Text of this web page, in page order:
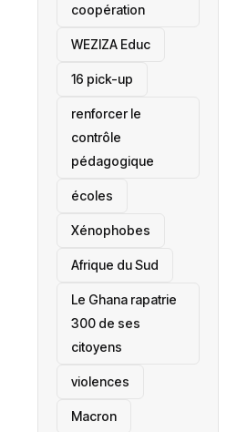
coopération
‎WEZIZA Educ
16 pick-up
renforcer le
contrôle
pédagogique
écoles
‎Xénophobes
Afrique du Sud
Le Ghana rapatrie
300 de ses
citoyens
violences
Macron